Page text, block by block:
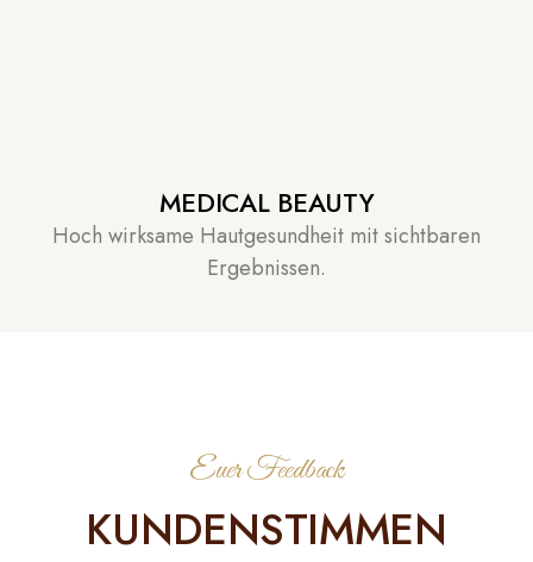
MEDICAL BEAUTY
Hoch wirksame Hautgesundheit mit sichtbaren
Ergebnissen.
Euer Feedback
KUNDENSTIMMEN